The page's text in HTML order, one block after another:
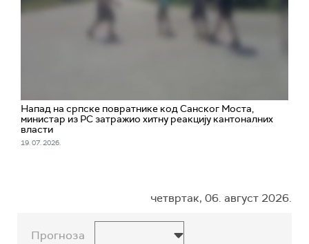
Напад на српске повратнике код Санског Моста,
министар из РС затражио хитну реакцију кантоналних
власти
19. 07. 2026.
четвртак, 06. август 2026.
Прогноза